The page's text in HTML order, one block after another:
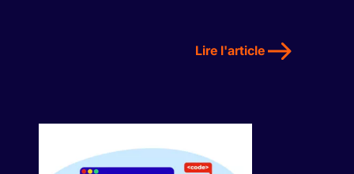
Lire l'article